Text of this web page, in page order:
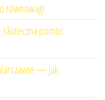
równowagi
pomoc
— jak